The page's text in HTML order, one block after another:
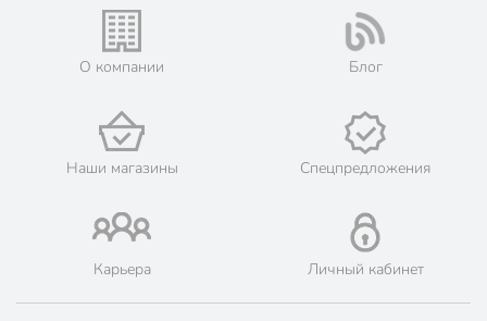
Жители Московской области могут сделать заказ и оплатить
его онлайн на официальном сайте сети магазинов Порядок.
💳 Оплата: онлайн на сайте интернет-гипермаркета или
🛍 Скидки, акции, распродажи каждый день!
📜 Только оригинальная продукция. Интернет-гипермаркет
Порядок - официальный представитель ведущих мировых
марок.
О компании Блог
Наши магазины Спецпредложения
Карьера Личный кабинет